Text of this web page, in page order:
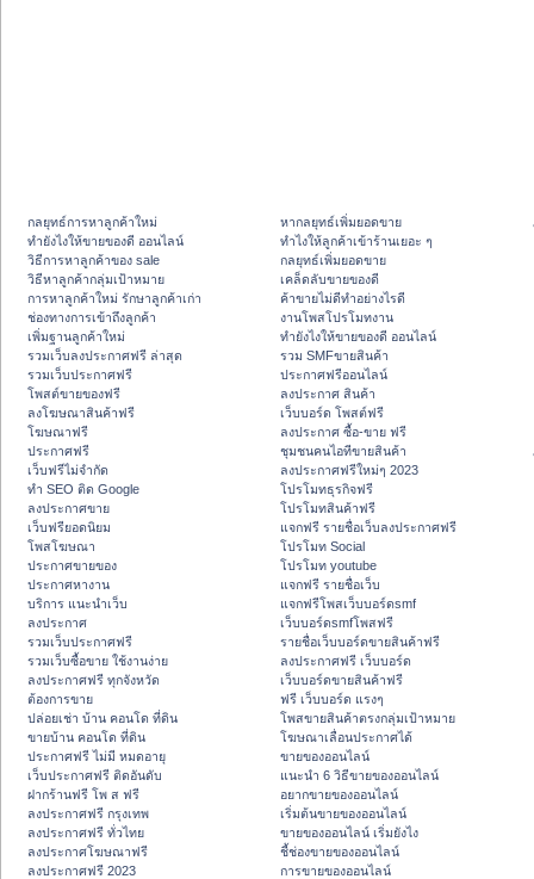
กลยุทธ์การหาลูกค้าใหม่
ทํายังไงให้ขายของดี ออนไลน์
วิธีการหาลูกค้าของ sale
วิธีหาลูกค้ากลุ่มเป้าหมาย
การหาลูกค้าใหม่ รักษาลูกค้าเก่า
ช่องทางการเข้าถึงลูกค้า
เพิ่มฐานลูกค้าใหม่
รวมเว็บลงประกาศฟรี ล่าสุด
รวมเว็บประกาศฟรี
โพสต์ขายของฟรี
ลงโฆษณาสินค้าฟรี
โฆษณาฟรี
ประกาศฟรี
เว็บฟรีไม่จำกัด
ทำ SEO ติด Google
ลงประกาศขาย
เว็บฟรียอดนิยม
โพสโฆษณา
ประกาศขายของ
ประกาศหางาน
บริการ แนะนำเว็บ
ลงประกาศ
รวมเว็บประกาศฟรี
รวมเว็บซื้อขาย ใช้งานง่าย
ลงประกาศฟรี ทุกจังหวัด
ต้องการขาย
ปล่อยเช่า บ้าน คอนโด ที่ดิน
ขายบ้าน คอนโด ที่ดิน
ประกาศฟรี ไม่มี หมดอายุ
เว็บประกาศฟรี ติดอันดับ
ฝากร้านฟรี โพ ส ฟรี
ลงประกาศฟรี กรุงเทพ
ลงประกาศฟรี ทั่วไทย
ลงประกาศโฆษณาฟรี
ลงประกาศฟรี 2023
หากลยุทธ์เพิ่มยอดขาย
ทําไงให้ลูกค้าเข้าร้านเยอะ ๆ
กลยุทธ์เพิ่มยอดขาย
เคล็ดลับขายของดี
ค้าขายไม่ดีทำอย่างไรดี
งานโพสโปรโมทงาน
ทํายังไงให้ขายของดี ออนไลน์
รวม SMFขายสินค้า
ประกาศฟรีออนไลน์
ลงประกาศ สินค้า
เว็บบอร์ด โพสต์ฟรี
ลงประกาศ ซื้อ-ขาย ฟรี
ชุมชนคนไอทีขายสินค้า
ลงประกาศฟรีใหม่ๆ 2023
โปรโมทธุรกิจฟรี
โปรโมทสินค้าฟรี
แจกฟรี รายชื่อเว็บลงประกาศฟรี
โปรโมท Social
โปรโมท youtube
แจกฟรี รายชื่อเว็บ
แจกฟรีโพสเว็บบอร์ดsmf
เว็บบอร์ดsmfโพสฟรี
รายชื่อเว็บบอร์ดขายสินค้าฟรี
ลงประกาศฟรี เว็บบอร์ด
เว็บบอร์ดขายสินค้าฟรี
ฟรี เว็บบอร์ด แรงๆ
โพสขายสินค้าตรงกลุ่มเป้าหมาย
โฆษณาเลื่อนประกาศได้
ขายของออนไลน์
แนะนำ 6 วิธีขายของออนไลน์
อยากขายของออนไลน์
เริ่มต้นขายของออนไลน์
ขายของออนไลน์ เริ่มยังไง
ชี้ช่องขายของออนไลน์
การขายของออนไลน์